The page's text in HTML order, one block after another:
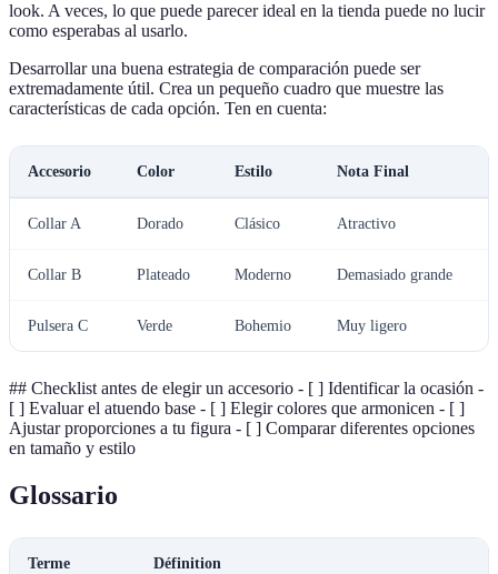
look. A veces, lo que puede parecer ideal en la tienda puede no lucir
como esperabas al usarlo.
Desarrollar una buena estrategia de comparación puede ser
extremadamente útil. Crea un pequeño cuadro que muestre las
características de cada opción. Ten en cuenta:
Accesorio Color Estilo Nota Final
Collar A Dorado Clásico Atractivo
Collar B Plateado Moderno Demasiado grande
Pulsera C Verde Bohemio Muy ligero
## Checklist antes de elegir un accesorio - [ ] Identificar la ocasión -
[ ] Evaluar el atuendo base - [ ] Elegir colores que armonicen - [ ]
Ajustar proporciones a tu figura - [ ] Comparar diferentes opciones
en tamaño y estilo
Glossario
Terme Définition